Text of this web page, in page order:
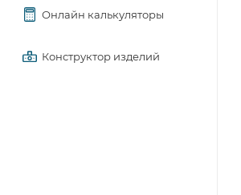
Онлайн калькуляторы
Конструктор изделий